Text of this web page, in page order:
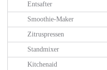
Entsafter
Smoothie-Maker
Zitruspressen
Standmixer
Kitchenaid